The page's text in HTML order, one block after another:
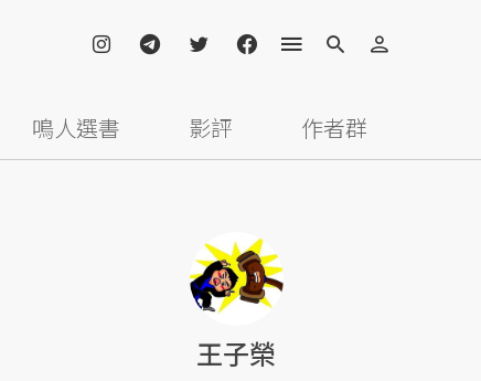
鳴人選書 影評 作者群
王子榮